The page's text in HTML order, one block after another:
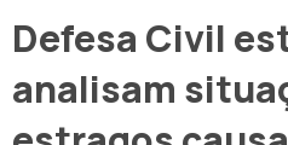
Defesa Civil
analisam